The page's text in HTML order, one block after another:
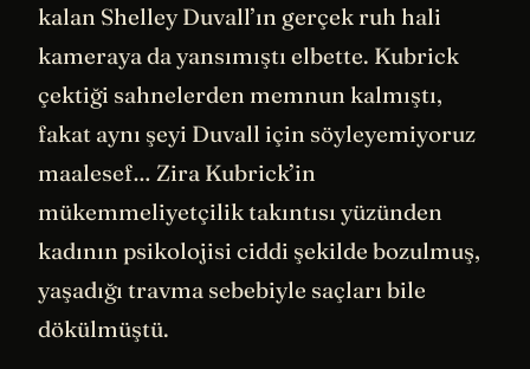
kalan Shelley Duvall’ın gerçek ruh hali
kameraya da yansımıştı elbette. Kubrick
çektiği sahnelerden memnun kalmıştı,
fakat aynı şeyi Duvall için söyleyemiyoruz
maalesef… Zira Kubrick’in
mükemmeliyetçilik takıntısı yüzünden
kadının psikolojisi ciddi şekilde bozulmuş,
yaşadığı travma sebebiyle saçları bile
dökülmüştü.